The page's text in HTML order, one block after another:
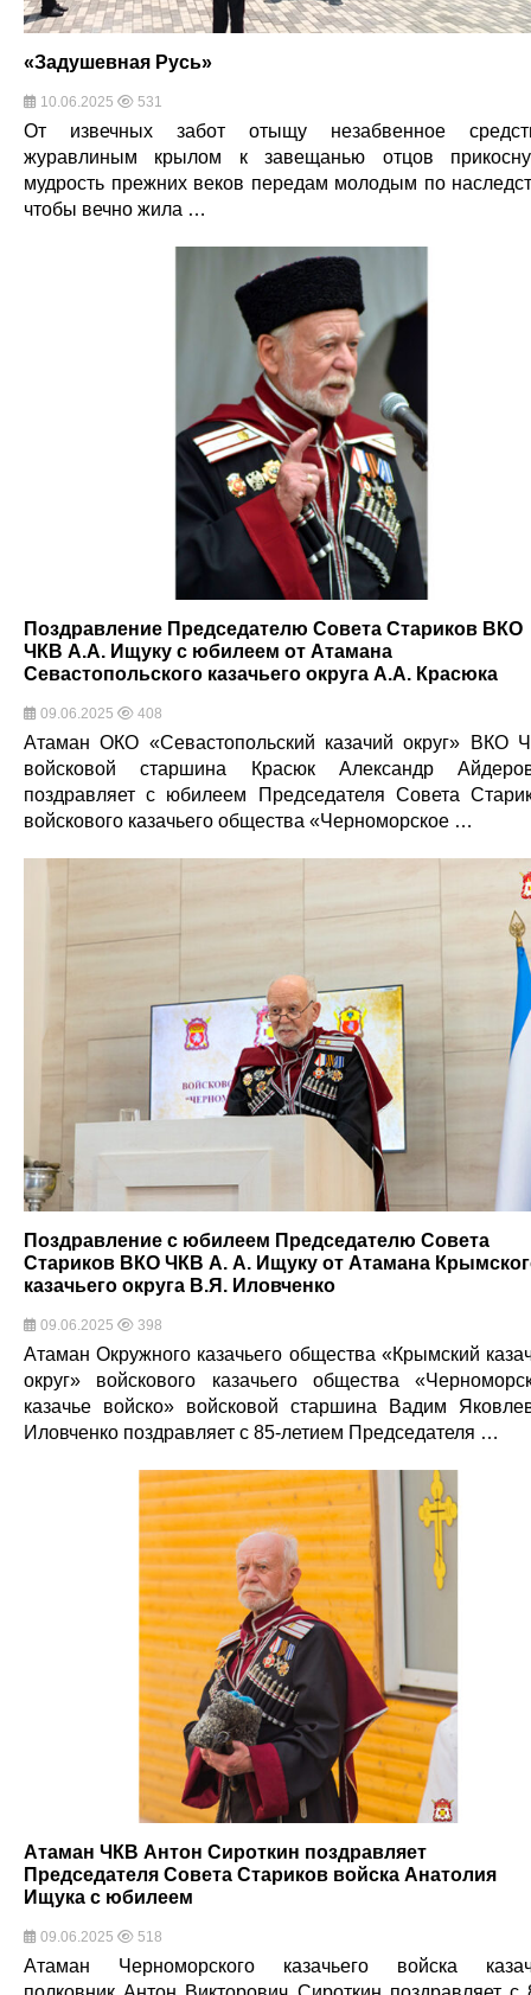
«Задушевная Русь»
10.06.2025 531
От извечных забот отыщу незабвенное
журавлиным крылом к завещанью отцов
мудрость прежних веков передам молодым по
чтобы вечно жила …
Поздравление Председателю Совета Стариков ВКО
ЧКВ А.А. Ищуку с юбилеем от Атамана
Севастопольского казачьего округа А.А. Красюка
09.06.2025 408
Атаман ОКО «Севастопольский казачий округ» ВКО
войсковой старшина Красюк Александр
поздравляет с юбилеем Председателя Совета
войскового казачьего общества «Черноморское …
Поздравление с юбилеем Председателю Совета
Стариков ВКО ЧКВ А. А. Ищуку от Атамана
казачьего округа В.Я. Иловченко
09.06.2025 398
Атаман Окружного казачьего общества «Крымский
округ» войскового казачьего общества
казачье войско» войсковой старшина Вадим
Иловченко поздравляет с 85-летием Председателя …
Атаман ЧКВ Антон Сироткин поздравляет
Председателя Совета Стариков войска Анатолия
Ищука с юбилеем
09.06.2025 518
Атаман Черноморского казачьего войска